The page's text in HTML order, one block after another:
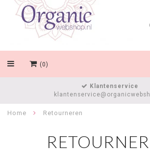
(0)
Klantenservice
Home Retourneren